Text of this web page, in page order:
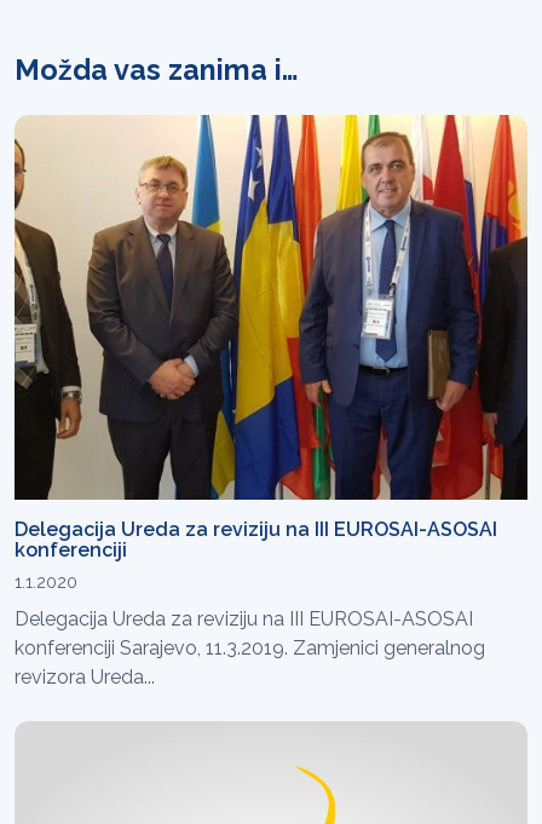
Možda vas zanima i…
Delegacija Ureda za reviziju na III EUROSAI-ASOSAI
konferenciji
1.1.2020
Delegacija Ureda za reviziju na III EUROSAI-ASOSAI
konferenciji Sarajevo, 11.3.2019. Zamjenici generalnog
revizora Ureda...